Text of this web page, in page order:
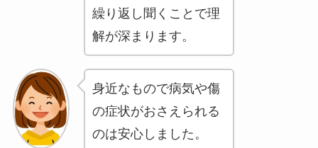
繰り返し聞くことで理
解が深まります。
身近なもので病気や傷
の症状がおさえられる
のは安心しました。